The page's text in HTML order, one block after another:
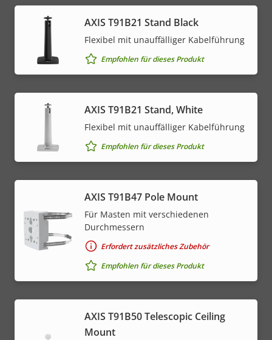
AXIS T91B21 Stand Black
Flexibel mit unauffälliger Kabelführung
Empfohlen für dieses Produkt
AXIS T91B21 Stand, White
Flexibel mit unauffälliger Kabelführung
Empfohlen für dieses Produkt
AXIS T91B47 Pole Mount
Für Masten mit verschiedenen
Durchmessern
Erfordert zusätzliches Zubehör
Empfohlen für dieses Produkt
AXIS T91B50 Telescopic Ceiling
Mount